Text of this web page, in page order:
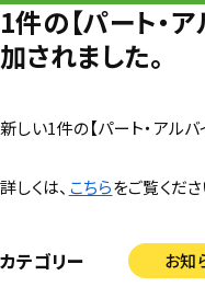
1件の【パート・
加されました。
新しい1件の【パート・アル
詳しくは、 こちらをご覧くださ
カテゴリー お知